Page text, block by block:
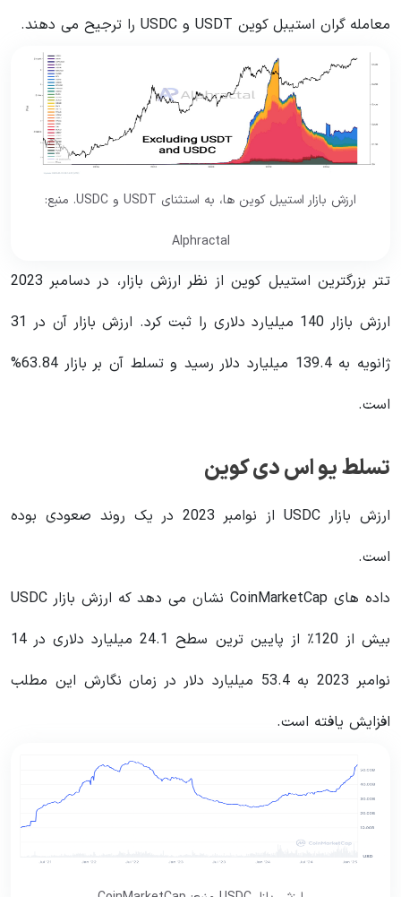
معامله گران استیبل کوین USDT و USDC را ترجیح می دهند.
ارزش بازار استیبل کوین ها، به استثنای USDT و USDC. منبع:
Alphractal
تتر بزرگترین استیبل کوین از نظر ارزش بازار، در دسامبر 2023
ارزش بازار 140 میلیارد دلاری را ثبت کرد. ارزش بازار آن در 31
ژانویه به 139.4 میلیارد دلار رسید و تسلط آن بر بازار 63.84%
است.
تسلط یو اس دی کوین
ارزش بازار USDC از نوامبر 2023 در یک روند صعودی بوده
است.
داده های CoinMarketCap نشان می دهد که ارزش بازار USDC
بیش از 120٪ از پایین ترین سطح 24.1 میلیارد دلاری در 14
نوامبر 2023 به 53.4 میلیارد دلار در زمان نگارش این مطلب
افزایش یافته است.